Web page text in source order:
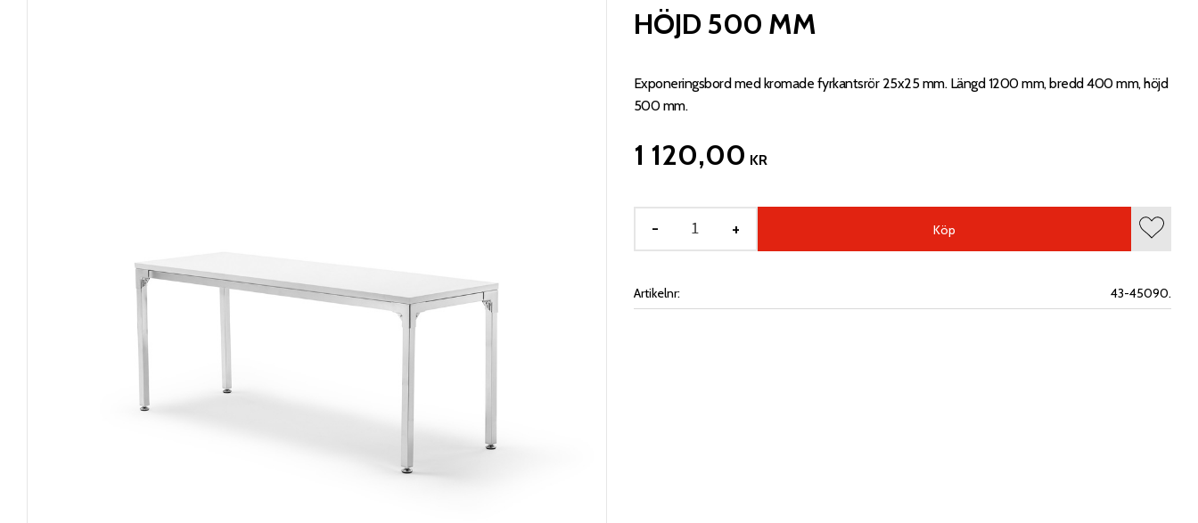
HÖJD 500 MM
Exponeringsbord med kromade fyrkantsrör 25x25 mm. Längd 1200 mm, bredd 400 mm, höjd
500 mm.
1 120,00 KR
+
- Köp
Lägg
Artikelnr 43-45090.